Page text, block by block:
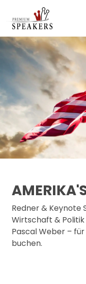
SPEAKERS
THEMEN
ENTDECKEN
SHORTS
VIDEOS
BÜCHER
KATEGORIEN
BACKSTAGE
AGENTUR
KONTAKT &
MANAGEMENT
FAQ
Redner & Keynote
Wirtschaft &
Pascal Weber –
buchen.